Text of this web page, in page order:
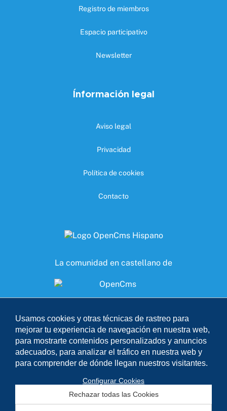
Usamos cookies y otras técnicas de rastreo para
mejorar tu experiencia de navegación en nuestra web,
para mostrarte contenidos personalizados y anuncios
adecuados, para analizar el tráfico en nuestra web y
para comprender de dónde llegan nuestros visitantes.
Configurar Cookies
Rechazar todas las Cookies
La comunidad en castellano de
Accede a nuestro discord
Registro de miembros
Espacio participativo
Newsletter
Ínformación legal
Aviso legal
Privacidad
Política de cookies
Contacto
© 2023 Exprimiendo OpenCms